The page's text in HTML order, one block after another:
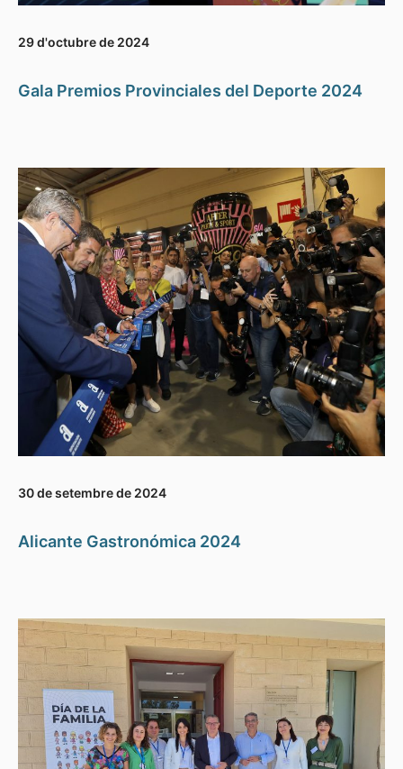
29 d'octubre de 2024
Gala Premios Provinciales del Deporte 2024
30 de setembre de 2024
Alicante Gastronómica 2024